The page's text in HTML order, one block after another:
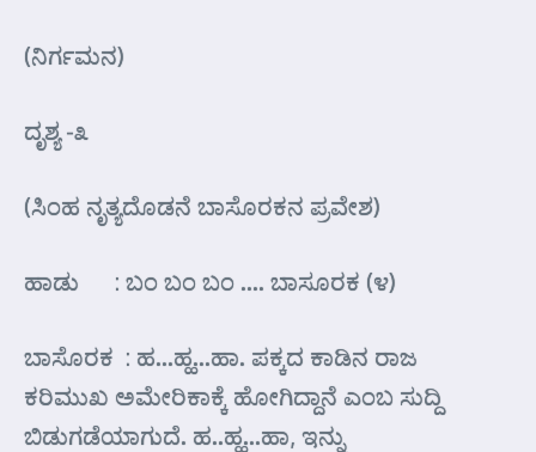
(ನಿರ್ಗಮನ)
ದೃಶ್ಯ -೩
(ಸಿಂಹ ನೃತ್ಯದೊಡನೆ ಬಾಸೊರಕನ ಪ್ರವೇಶ)
ಹಾಡು : ಬಂ ಬಂ ಬಂ …. ಬಾಸೂರಕ (೪)
ಬಾಸೊರಕ : ಹ…ಹ್ಹ…ಹಾ. ಪಕ್ಕದ ಕಾಡಿನ ರಾಜ
ಕರಿಮುಖ ಅಮೇರಿಕಾಕ್ಕೆ ಹೋಗಿದ್ದಾನೆ ಎಂಬ ಸುದ್ದಿ
ಬಿಡುಗಡೆಯಾಗುದೆ. ಹ..ಹ್ಹ…ಹಾ, ಇನ್ನು